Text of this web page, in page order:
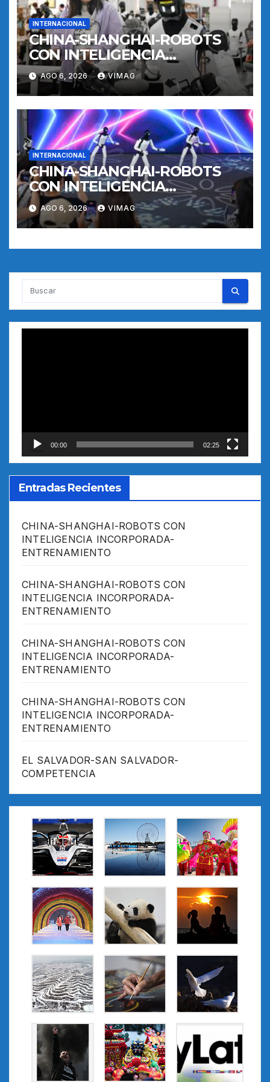
INTERNACIONAL
CHINA-SHANGHAI-ROBOTS
CON INTELIGENCIA
INCORPORADA-
ENTRENAMIENTO
AGO 6, 2026 VIMAG
INTERNACIONAL
CHINA-SHANGHAI-ROBOTS
CON INTELIGENCIA
INCORPORADA-
ENTRENAMIENTO
AGO 6, 2026 VIMAG
00:00 02:25
Entradas Recientes
CHINA-SHANGHAI-ROBOTS CON
INTELIGENCIA INCORPORADA-
ENTRENAMIENTO
CHINA-SHANGHAI-ROBOTS CON
INTELIGENCIA INCORPORADA-
ENTRENAMIENTO
CHINA-SHANGHAI-ROBOTS CON
INTELIGENCIA INCORPORADA-
ENTRENAMIENTO
CHINA-SHANGHAI-ROBOTS CON
INTELIGENCIA INCORPORADA-
ENTRENAMIENTO
EL SALVADOR-SAN SALVADOR-
COMPETENCIA